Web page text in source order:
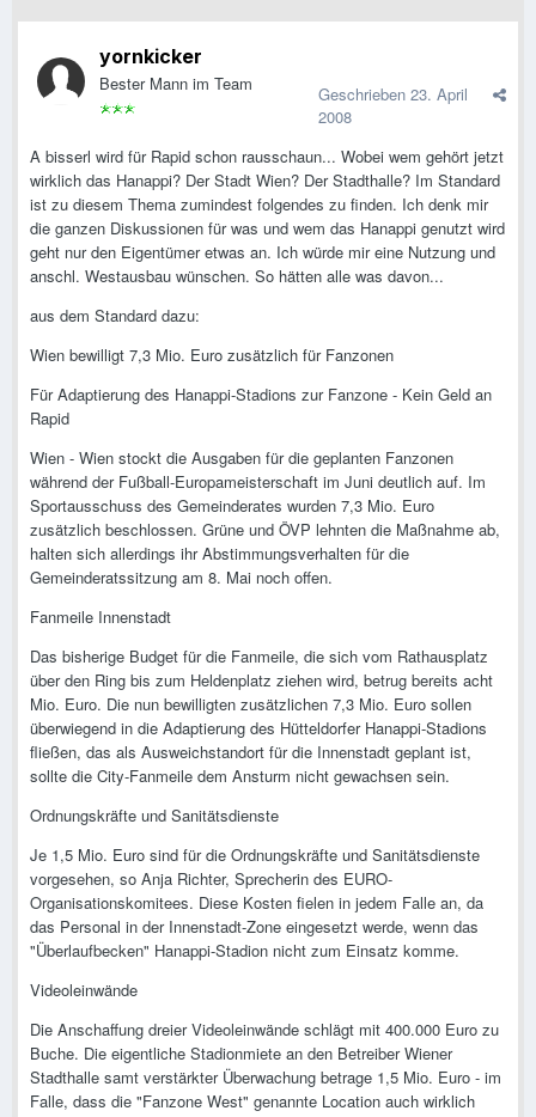
yornkicker
Bester Mann im Team Geschrieben 23. April
2008
A bisserl wird für Rapid schon rausschaun... Wobei wem gehört jetzt
wirklich das Hanappi? Der Stadt Wien? Der Stadthalle? Im Standard
ist zu diesem Thema zumindest folgendes zu finden. Ich denk mir
die ganzen Diskussionen für was und wem das Hanappi genutzt wird
geht nur den Eigentümer etwas an. Ich würde mir eine Nutzung und
anschl. Westausbau wünschen. So hätten alle was davon...
aus dem Standard dazu:
Wien bewilligt 7,3 Mio. Euro zusätzlich für Fanzonen
Für Adaptierung des Hanappi-Stadions zur Fanzone - Kein Geld an
Rapid
Wien - Wien stockt die Ausgaben für die geplanten Fanzonen
während der Fußball-Europameisterschaft im Juni deutlich auf. Im
Sportausschuss des Gemeinderates wurden 7,3 Mio. Euro
zusätzlich beschlossen. Grüne und ÖVP lehnten die Maßnahme ab,
halten sich allerdings ihr Abstimmungsverhalten für die
Gemeinderatssitzung am 8. Mai noch offen.
Fanmeile Innenstadt
Das bisherige Budget für die Fanmeile, die sich vom Rathausplatz
über den Ring bis zum Heldenplatz ziehen wird, betrug bereits acht
Mio. Euro. Die nun bewilligten zusätzlichen 7,3 Mio. Euro sollen
überwiegend in die Adaptierung des Hütteldorfer Hanappi-Stadions
fließen, das als Ausweichstandort für die Innenstadt geplant ist,
sollte die City-Fanmeile dem Ansturm nicht gewachsen sein.
Ordnungskräfte und Sanitätsdienste
Je 1,5 Mio. Euro sind für die Ordnungskräfte und Sanitätsdienste
vorgesehen, so Anja Richter, Sprecherin des EURO-
Organisationskomitees. Diese Kosten fielen in jedem Falle an, da
das Personal in der Innenstadt-Zone eingesetzt werde, wenn das
"Überlaufbecken" Hanappi-Stadion nicht zum Einsatz komme.
Videoleinwände
Die Anschaffung dreier Videoleinwände schlägt mit 400.000 Euro zu
Buche. Die eigentliche Stadionmiete an den Betreiber Wiener
Stadthalle samt verstärkter Überwachung betrage 1,5 Mio. Euro - im
Falle, dass die "Fanzone West" genannte Location auch wirklich